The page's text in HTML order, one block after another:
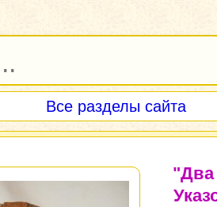
Все разделы сайта
"Два